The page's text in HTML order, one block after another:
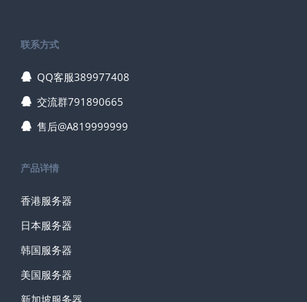
联系方式
QQ客服389977408
交流群791890665
售后@A819999999
产品详情
香港服务器
日本服务器
韩国服务器
美国服务器